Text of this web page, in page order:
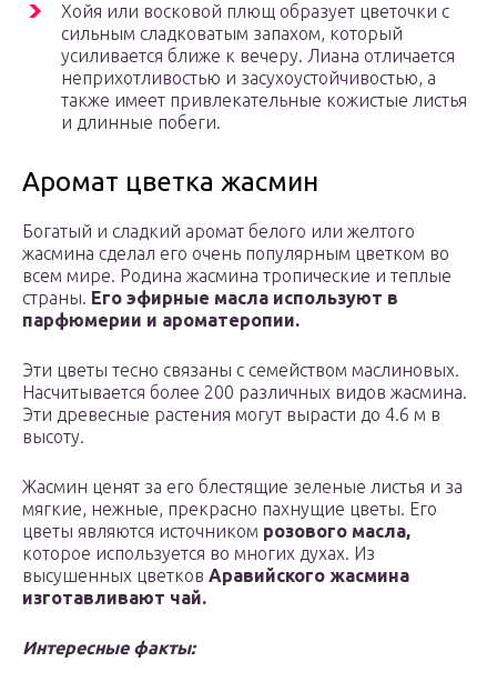
Хойя или восковой плющ образует цветочки с
сильным сладковатым запахом, который
усиливается ближе к вечеру. Лиана отличается
неприхотливостью и засухоустойчивостью, а
также имеет привлекательные кожистые листья
и длинные побеги.
Аромат цветка жасмин
Богатый и сладкий аромат белого или желтого
жасмина сделал его очень популярным цветком во
всем мире. Родина жасмина тропические и теплые
страны. Его эфирные масла используют в
парфюмерии и ароматеропии.
Эти цветы тесно связаны с семейством маслиновых.
Насчитывается более 200 различных видов жасмина.
Эти древесные растения могут вырасти до 4.6 м в
высоту.
Жасмин ценят за его блестящие зеленые листья и за
мягкие, нежные, прекрасно пахнущие цветы. Его
цветы являются источником розового масла,
которое используется во многих духах. Из
высушенных цветков Аравийского жасмина
изготавливают чай.
Интересные факты: